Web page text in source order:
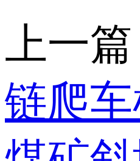
上一篇
链爬